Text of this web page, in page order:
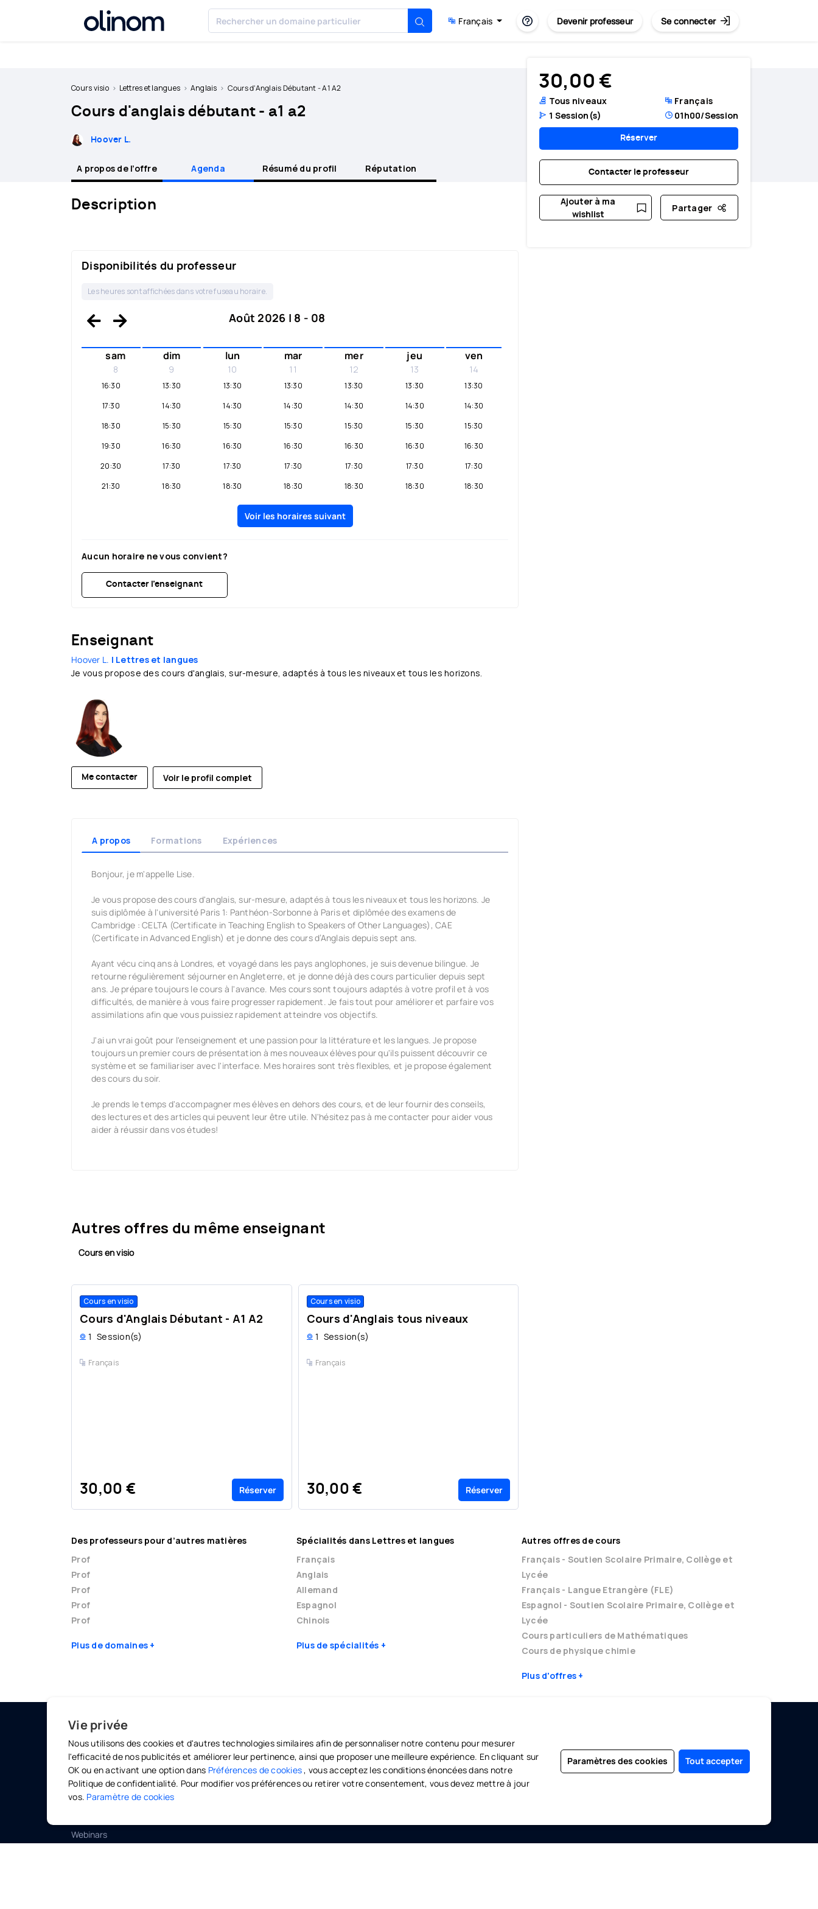
Français Devenir professeur Se connecter
Cours visio Lettres et langues Anglais Cours d'Anglais Débutant - A1 A2
Cours d'anglais débutant - a1 a2
Hoover L.
30,00 €
Tous niveaux
1 Session(s)
Français
01h00/Session
Réserver
Contacter le professeur
Ajouter à ma
wishlist
Partager
A propos de l’offre Agenda Résumé du profil Réputation
Description
Disponibilités du professeur
Les heures sont affichées dans votre fuseau horaire.
Août 2026 | 8 - 08
sam
8
dim
9
lun
10
mar
11
mer
12
jeu
13
ven
14
16:30
17:30
18:30
19:30
20:30
21:30
13:30
14:30
15:30
16:30
17:30
18:30
13:30
14:30
15:30
16:30
17:30
18:30
19:30
20:30
13:30
14:30
15:30
16:30
17:30
18:30
19:30
20:30
13:30
14:30
15:30
16:30
17:30
18:30
19:30
20:30
13:30
14:30
15:30
16:30
17:30
18:30
13:30
14:30
15:30
16:30
17:30
18:30
Voir les horaires suivant
Aucun horaire ne vous convient?
Contacter l’enseignant
Enseignant
Hoover L. | Lettres et langues
Je vous propose des cours d'anglais, sur-mesure, adaptés à tous les niveaux et tous les horizons.
Me contacter Voir le profil complet
A propos Formations Expériences
Bonjour, je m'appelle Lise.
Je vous propose des cours d'anglais, sur-mesure, adaptés à tous les niveaux et tous les horizons. Je
suis diplômée à l'université Paris 1: Panthéon-Sorbonne à Paris et diplômée des examens de
Cambridge : CELTA (Certificate in Teaching English to Speakers of Other Languages), CAE
(Certificate in Advanced English) et je donne des cours d’Anglais depuis sept ans.
Ayant vécu cinq ans à Londres, et voyagé dans les pays anglophones, je suis devenue bilingue. Je
retourne régulièrement séjourner en Angleterre, et je donne déjà des cours particulier depuis sept
ans. Je prépare toujours le cours à l'avance. Mes cours sont toujours adaptés à votre profil et à vos
difficultés, de manière à vous faire progresser rapidement. Je fais tout pour améliorer et parfaire vos
assimilations afin que vous puissiez rapidement atteindre vos objectifs.
J'ai un vrai goût pour l'enseignement et une passion pour la littérature et les langues. Je propose
toujours un premier cours de présentation à mes nouveaux élèves pour qu'ils puissent découvrir ce
système et se familiariser avec l'interface. Mes horaires sont très flexibles, et je propose également
des cours du soir.
Je prends le temps d'accompagner mes élèves en dehors des cours, et de leur fournir des conseils,
des lectures et des articles qui peuvent leur être utile. N'hésitez pas à me contacter pour aider vous
aider à réussir dans vos études!
Autres offres du même enseignant
Cours en visio
Cours en visio
Cours d'Anglais Débutant - A1 A2
1 Session(s)
Français
30,00 € Réserver
Cours en visio
Cours d'Anglais tous niveaux
1 Session(s)
Français
30,00 € Réserver
Des professeurs pour d’autres matières
Prof
Prof
Prof
Prof
Prof
Plus de domaines
Spécialités dans Lettres et langues
Français
Anglais
Allemand
Espagnol
Chinois
Plus de spécialités
Autres offres de cours
Français - Soutien Scolaire Primaire, Collège et
Lycée
Français - Langue Etrangère (FLE)
Espagnol - Soutien Scolaire Primaire, Collège et
Lycée
Cours particuliers de Mathématiques
Cours de physique chimie
Plus d'offres
MARKETPLACE
Professeurs particuliers
Cours collectifs
Webinars
OLINOM
Offres professeurs
Olinom Campus
AIDE ET SÉCURITÉ
Centre d'aide et de support
Politique de confidentialité
Devenir Enseignant
Olinom™ respecte votre vie privée
Vie privée
Nous utilisons des cookies et d'autres technologies similaires afin de personnaliser notre contenu pour mesurer
l'efficacité de nos publicités et améliorer leur pertinence, ainsi que proposer une meilleure expérience. En cliquant sur
OK ou en activant une option dans Préférences de cookies, vous acceptez les conditions énoncées dans notre
Politique de confidentialité. Pour modifier vos préférences ou retirer votre consentement, vous devez mettre à jour
vos. Paramètre de cookies
Paramètres des cookies Tout accepter